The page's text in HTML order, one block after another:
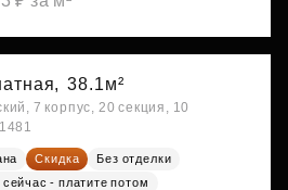
38.1м²
7 корпус, 20 секция, 10
Скидка
Без отделки
- платите потом